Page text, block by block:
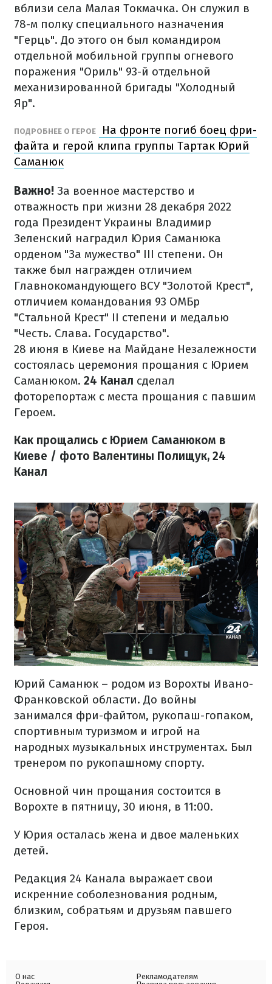
вблизи села Малая Токмачка. Он служил в
78-м полку специального назначения
"Герць". До этого он был командиром
отдельной мобильной группы огневого
поражения "Ориль" 93-й отдельной
механизированной бригады "Холодный
Яр".
ПОДРОБНЕЕ О ГЕРОЕ
На фронте погиб боец фри-
файта и герой клипа группы Тартак Юрий
Саманюк
Важно! За военное мастерство и
отважность при жизни 28 декабря 2022
года Президент Украины Владимир
Зеленский наградил Юрия Саманюка
орденом "За мужество" III степени. Он
также был награжден отличием
Главнокомандующего ВСУ "Золотой Крест",
отличием командования 93 ОМБр
"Стальной Крест" II степени и медалью
"Честь. Слава. Государство".
28 июня в Киеве на Майдане Незалежности
состоялась церемония прощания с Юрием
Саманюком. 24 Канал сделал
фоторепортаж с места прощания с павшим
Героем.
Как прощались с Юрием Саманюком в
Киеве / фото Валентины Полищук, 24
Канал
Юрий Саманюк – родом из Ворохты Ивано-
Франковской области. До войны
занимался фри-файтом, рукопаш-гопаком,
спортивным туризмом и игрой на
народных музыкальных инструментах. Был
тренером по рукопашному спорту.
Основной чин прощания состоится в
Ворохте в пятницу, 30 июня, в 11:00.
У Юрия осталась жена и двое маленьких
детей.
Редакция 24 Канала выражает свои
искренние соболезнования родным,
близким, собратьям и друзьям павшего
Героя.
О нас
Рекламодателям